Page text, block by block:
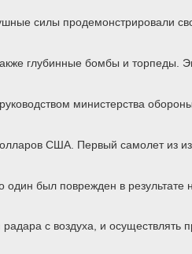
силы продемонстрировали
глубинные бомбы и торпеды.
министерства
США. Первый самолет из
был поврежден в результате
с воздуха, и осуществлять